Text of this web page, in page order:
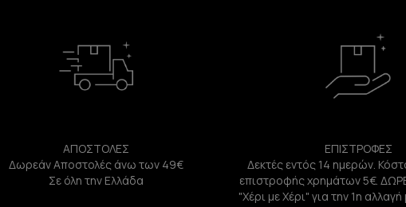
ΑΠΟΣΤΟΛΕΣ
Δωρεάν Αποστολές άνω των 49€
Σε όλη την Ελλάδα
ΕΠΙΣΤΡΟΦΕΣ
Δεκτές εντός 14 ημερών.
επιστροφής χρημάτων 5€.
"Χέρι με Χέρι" για την 1η